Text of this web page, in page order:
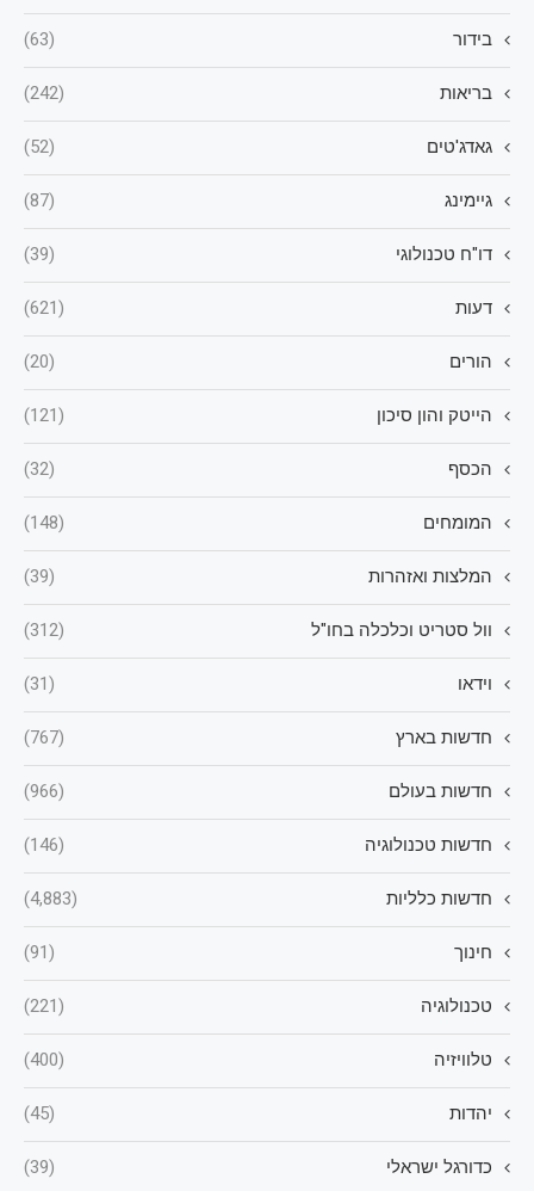
בידור (63)
בריאות (242)
גאדג'טים (52)
גיימינג (87)
דו"ח טכנולוגי (39)
דעות (621)
הורים (20)
הייטק והון סיכון (121)
הכסף (32)
המומחים (148)
המלצות ואזהרות (39)
וול סטריט וכלכלה בחו"ל (312)
וידאו (31)
חדשות בארץ (767)
חדשות בעולם (966)
חדשות טכנולוגיה (146)
חדשות כלליות (4,883)
חינוך (91)
טכנולוגיה (221)
טלוויזיה (400)
יהדות (45)
כדורגל ישראלי (39)